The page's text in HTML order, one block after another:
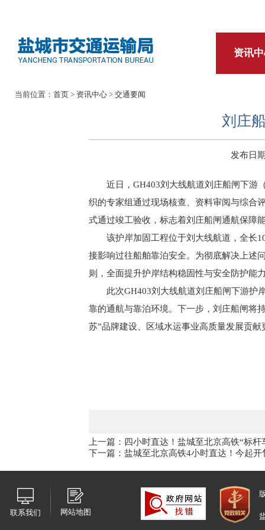
资讯
当前位置： 首页 > 资讯中心 > 交通要闻
刘庄
发布日
近日，GH403刘大线航道刘庄船闸下游
织的专家组通过现场核查、资料审阅与综合
式通过竣工验收，标志着刘庄船闸通航保障
该护岸加固工程位于刘大线航道，全长
接影响过往船舶靠泊安全。为彻底解决上述
则，全面提升护岸结构稳固性与安全防护能
此次GH403刘大线航道刘庄船闸下游护
靠的通航与靠泊环境。下一步，刘庄船闸将
苏”品牌建设、区域水运事业高质量发展贡献
上一篇：四小时直达！盐城至北京高铁“标杆
下一篇：盐城至北京高铁4小时直达！今起开
联系我们 网站地图